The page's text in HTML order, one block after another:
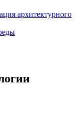
архитектурного